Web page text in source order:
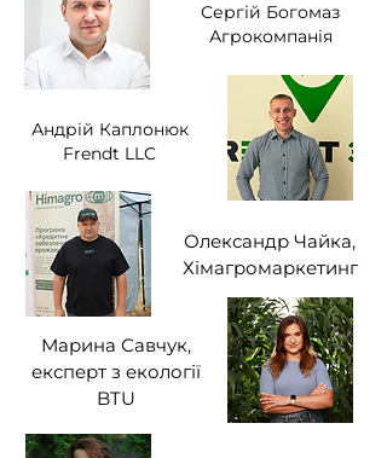
Сергій Богомаз
Агрокомпанія
Андрій Каплонюк
Frendt LLC
Олександр Чайка,
Хімагромаркетинг
Марина Савчук,
експерт з екології
BTU